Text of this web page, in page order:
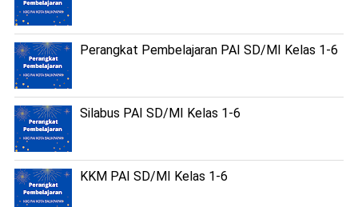
Perangkat Pembelajaran PAI SD/MI Kelas 1-6
Silabus PAI SD/MI Kelas 1-6
KKM PAI SD/MI Kelas 1-6